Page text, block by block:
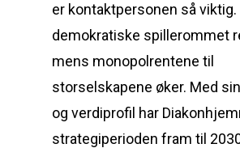
er kontaktpersonen så viktig.
demokratiske spillerommet
mens monopolrentene til
storselskapene øker. Med
og verdiprofil har
strategiperioden fram til